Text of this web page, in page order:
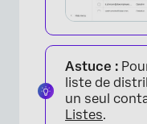
Astuce :
liste de
un seul
Listes.